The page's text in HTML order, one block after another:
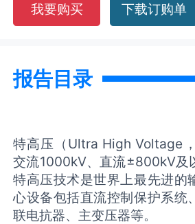
我要购买 下载订购单
报告目录
特高压（Ultra High Voltage
交流1000kV、直流±800kV及
特高压技术是世界上最先进的
心设备包括直流控制保护系统
联电抗器、主变压器等。